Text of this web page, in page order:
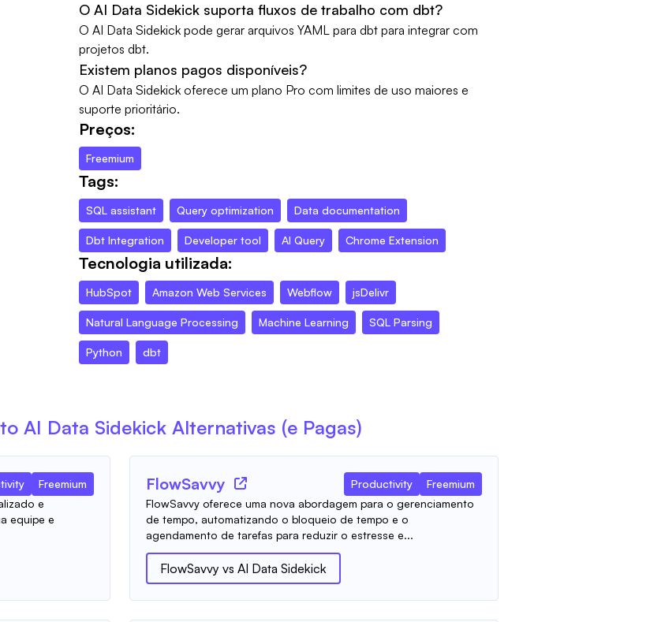
O AI Data Sidekick suporta fluxos de trabalho com dbt?
O AI Data Sidekick pode gerar arquivos YAML para dbt para integrar com
projetos dbt.
Existem planos pagos disponíveis?
O AI Data Sidekick oferece um plano Pro com limites de uso maiores e
suporte prioritário.
Preços:
Freemium
Tags:
SQL assistant Query optimization Data documentation
Dbt Integration Developer tool AI Query Chrome Extension
Tecnologia utilizada:
HubSpot Amazon Web Services Webflow jsDelivr
Natural Language Processing Machine Learning SQL Parsing
Python dbt
AI Data Sidekick Alternativas (e Pagas)
Freemium
e
equipe e
FlowSavvy Productivity
Freemium
FlowSavvy oferece uma nova abordagem para o gerenciamento
de tempo, automatizando o bloqueio de tempo e o
agendamento de tarefas para reduzir o estresse e...
FlowSavvy vs AI Data Sidekick